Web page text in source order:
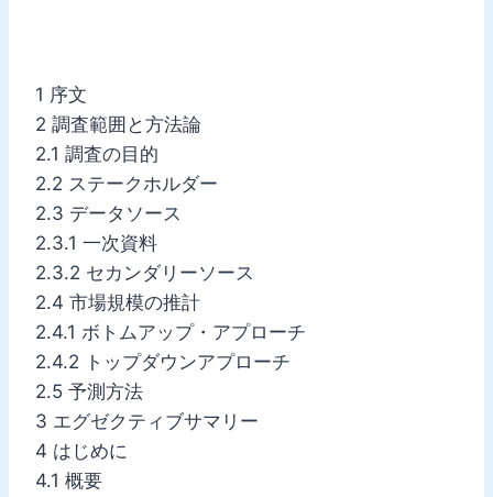
1 序文
2 調査範囲と方法論
2.1 調査の目的
2.2 ステークホルダー
2.3 データソース
2.3.1 一次資料
2.3.2 セカンダリーソース
2.4 市場規模の推計
2.4.1 ボトムアップ・アプローチ
2.4.2 トップダウンアプローチ
2.5 予測方法
3 エグゼクティブサマリー
4 はじめに
4.1 概要